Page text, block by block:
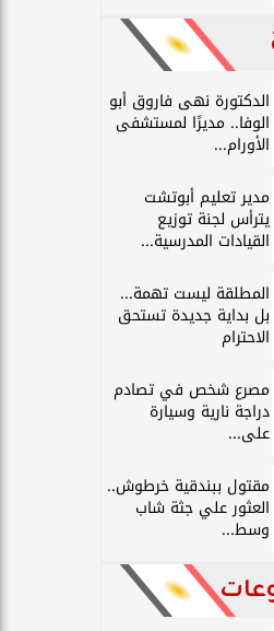
الدكتورة نهى فاروق أبو
الوفا.. مديرًا لمستشفى
الأورام...
مدير تعليم أبوتشت
يترأس لجنة توزيع
القيادات المدرسية...
المطلقة ليست تهمة...
بل بداية جديدة تستحق
الاحترام
مصرع شخص في تصادم
دراجة نارية وسيارة
على...
مقتول ببندقية خرطوش..
العثور علي جثة شاب
وسط...